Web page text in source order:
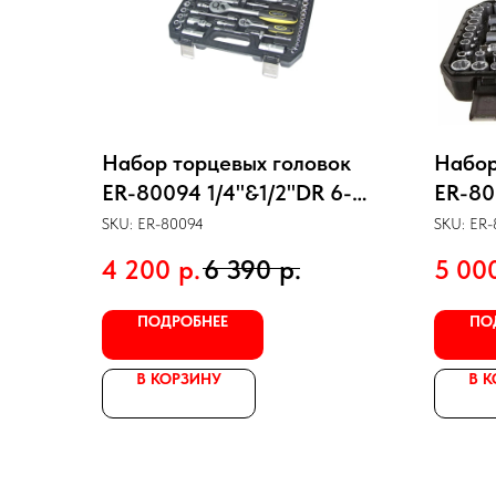
Набор торцевых головок
ER-80094 1/4"&1/2"DR 6-
гранный 94 предмета
SKU: ER-80094
4 200 р.6 390 р.
ПОДРОБНЕЕ
В КОРЗИНУ
ER-
SKU:
5
В